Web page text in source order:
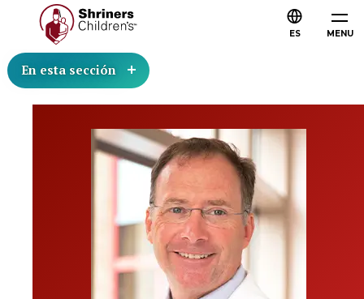
MENU
ES
En esta sección